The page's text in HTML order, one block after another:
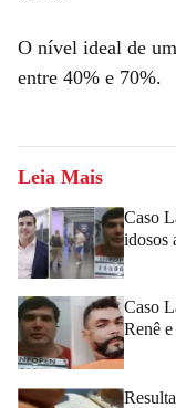
O nível ideal de
entre 40% e 70%.
Leia Mais
Caso
idosos
Caso
Renê